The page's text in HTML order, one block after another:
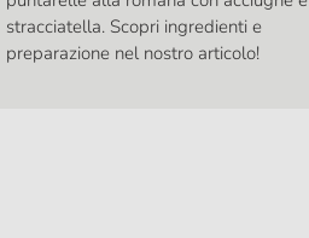
stracciatella. Scopri ingredienti e
preparazione nel nostro articolo!